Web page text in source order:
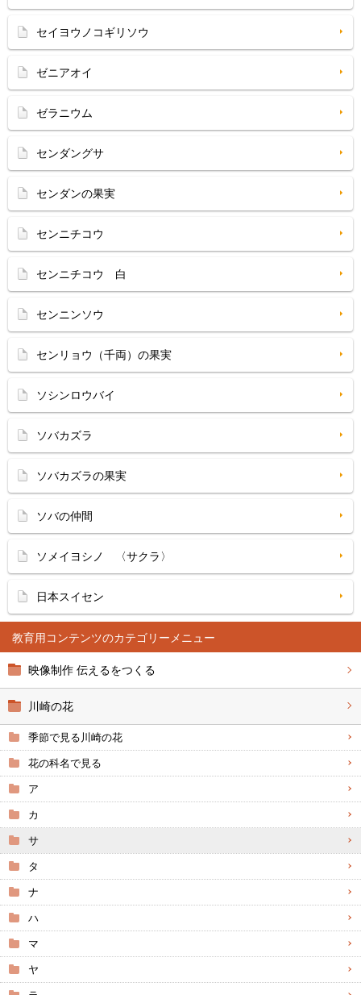
教育用コンテンツ
映像制作 伝えるをつくる
川崎の花
季節で見る川崎の花
花の科名で見る
ア
カ
サ
タ
ナ
ハ
マ
ヤ
セイヨウノコギリソウ
ゼニアオイ
ゼラニウム
センダングサ
センダンの果実
センニチコウ
センニチコウ 白
センニンソウ
センリョウ（千両）の果実
ソシンロウバイ
ソバカズラ
ソバカズラの果実
ソバの仲間
ソメイヨシノ 〈サクラ〉
日本スイセン